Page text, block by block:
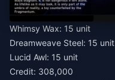
Whimsy Wax: 15 unit
Dreamweave Steel: 15 unit
Lucid Awl: 15 unit
Credit: 308,000